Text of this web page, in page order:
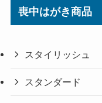
喪中はがき商品
スタイリッシュ
スタンダード